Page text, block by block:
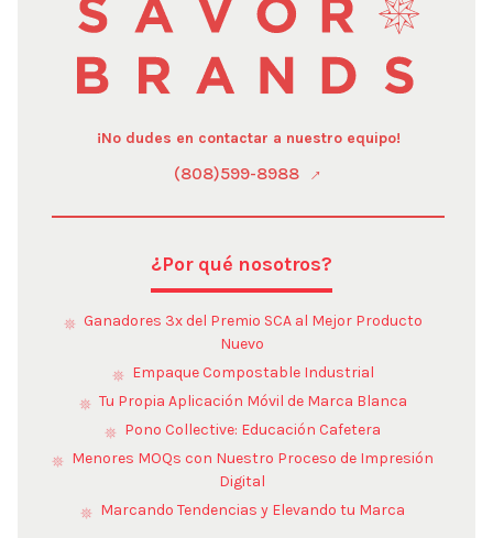
¡No dudes en contactar a nuestro equipo!
(808)599-8988
¿Por qué nosotros?
Ganadores 3x del Premio SCA al Mejor Producto
Nuevo
Empaque Compostable Industrial
Tu Propia Aplicación Móvil de Marca Blanca
Pono Collective: Educación Cafetera
Menores MOQs con Nuestro Proceso de Impresión
Digital
Marcando Tendencias y Elevando tu Marca